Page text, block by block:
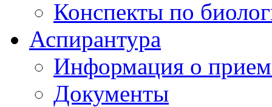
Конспекты по
Аспирантура
Информация о
Документы